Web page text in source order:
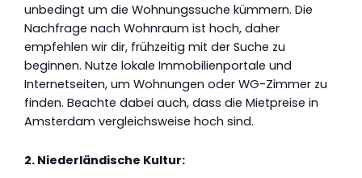
unbedingt um die Wohnungssuche kümmern. Die
Nachfrage nach Wohnraum ist hoch, daher
empfehlen wir dir, frühzeitig mit der Suche zu
beginnen. Nutze lokale Immobilienportale und
Internetseiten, um Wohnungen oder WG-Zimmer zu
finden. Beachte dabei auch, dass die Mietpreise in
Amsterdam vergleichsweise hoch sind.
2. Niederländische Kultur: